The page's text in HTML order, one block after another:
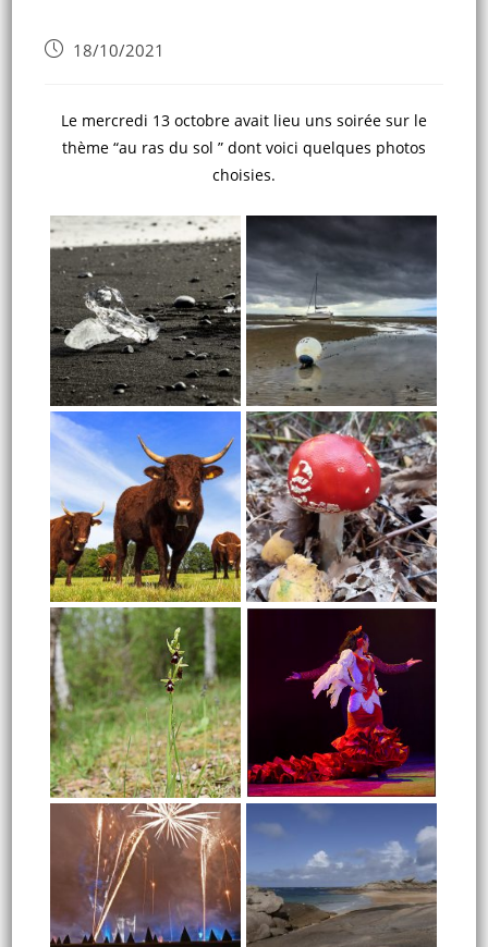
18/10/2021
Le mercredi 13 octobre avait lieu uns soirée sur le
thème “au ras du sol ” dont voici quelques photos
choisies.